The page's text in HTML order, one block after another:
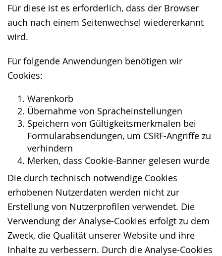
Für diese ist es erforderlich, dass der Browser
auch nach einem Seitenwechsel wiedererkannt
wird.
Für folgende Anwendungen benötigen wir
Cookies:
Warenkorb
Übernahme von Spracheinstellungen
Speichern von Gültigkeitsmerkmalen bei
Formularabsendungen, um CSRF-Angriffe zu
verhindern
Merken, dass Cookie-Banner gelesen wurde
Die durch technisch notwendige Cookies
erhobenen Nutzerdaten werden nicht zur
Erstellung von Nutzerprofilen verwendet. Die
Verwendung der Analyse-Cookies erfolgt zu dem
Zweck, die Qualität unserer Website und ihre
Inhalte zu verbessern. Durch die Analyse-Cookies